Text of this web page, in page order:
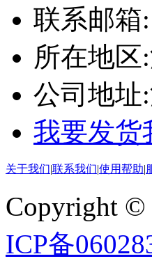
联系邮箱:
所在地区:
公司地址:
我要发货
关于我们|联系我们|使用帮助|
Copyright ©
ICP备